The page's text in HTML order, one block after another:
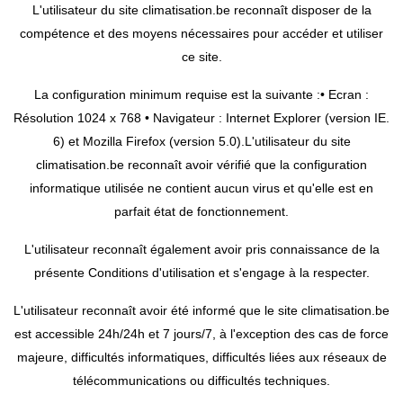
L'utilisateur du site climatisation.be reconnaît disposer de la
compétence et des moyens nécessaires pour accéder et utiliser
ce site.
La configuration minimum requise est la suivante :• Ecran :
Résolution 1024 x 768 • Navigateur : Internet Explorer (version IE.
6) et Mozilla Firefox (version 5.0).L'utilisateur du site
climatisation.be reconnaît avoir vérifié que la configuration
informatique utilisée ne contient aucun virus et qu'elle est en
parfait état de fonctionnement.
L'utilisateur reconnaît également avoir pris connaissance de la
présente Conditions d'utilisation et s'engage à la respecter.
L'utilisateur reconnaît avoir été informé que le site climatisation.be
est accessible 24h/24h et 7 jours/7, à l'exception des cas de force
majeure, difficultés informatiques, difficultés liées aux réseaux de
télécommunications ou difficultés techniques.